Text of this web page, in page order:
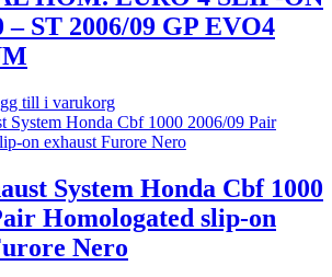
– ST 2006/09 GP EVO4
till i varukorg
System Honda Cbf 1000
Homologated slip-on
Nero